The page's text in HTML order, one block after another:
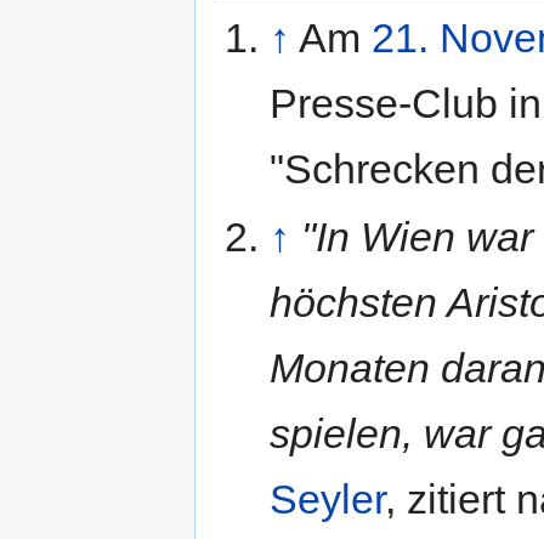
↑ Am 21.
Presse-Club
"Schrecken
↑ "In Wien
höchsten
Monaten
spielen, war
Seyler, zitiert